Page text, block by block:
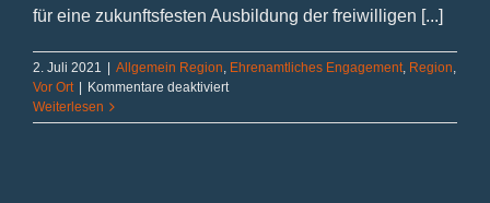
für eine zukunftsfesten Ausbildung der freiwilligen [...]
2. Juli 2021 Allgemein Region, Ehrenamtliches Engagement, Region,
Vor Ort
Kommentare deaktiviertfür
Signal
Weiterlesen